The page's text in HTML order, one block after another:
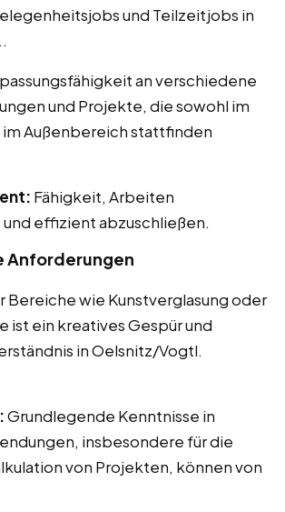
und Teilzeitjobs in
an verschiedene
und Projekte, die sowohl im
im Außenbereich stattfinden
Fähigkeit, Arbeiten
effizient abzuschließen.
Anforderungen
Bereiche wie Kunstverglasung oder
ist ein kreatives Gespür und
in Oelsnitz/Vogtl.
Grundlegende Kenntnisse in
insbesondere für die
von Projekten, können von